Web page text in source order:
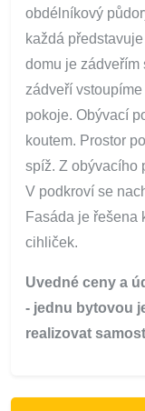
obdélníkový
každá
domu je zádveřím
zádveří
pokoje. Obývací
koutem. Prostor
spíž. Z obývacího
V podkroví se
Fasáda je řešena
cihliček.
Uvedné ceny a
- jednu bytovou
realizovat